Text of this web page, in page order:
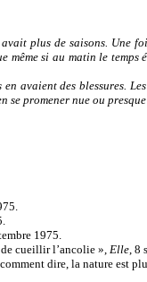
plus de saisons. Une
même si au matin le
avaient des blessures.
promener nue ou
1975.
cueillir l’ancolie », Elle, 8
dire, la nature est